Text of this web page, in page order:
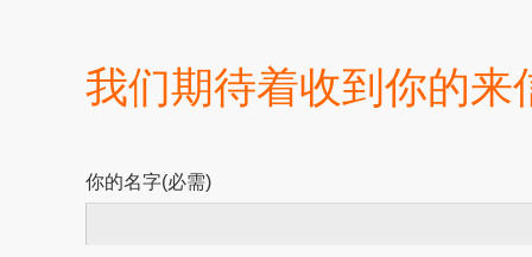
我们期待着收到你的来
你的名字(必需)